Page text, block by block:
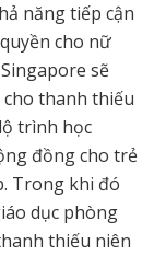
năng tiếp cận
cho nữ
sẽ
thanh thiếu
trình học
đồng cho trẻ
Trong khi đó
dục phòng
thiếu niên